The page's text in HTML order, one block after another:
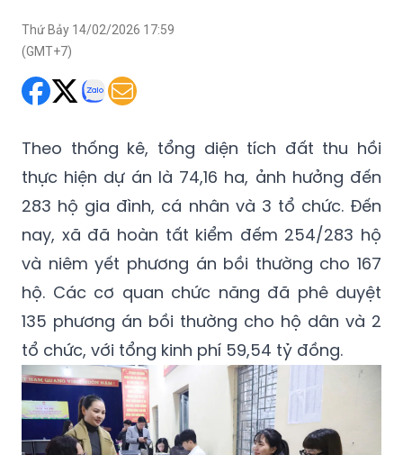
Thứ Bảy 14/02/2026 17:59
(GMT+7)
Theo thống kê, tổng diện tích đất thu hồi
thực hiện dự án là 74,16 ha, ảnh hưởng đến
283 hộ gia đình, cá nhân và 3 tổ chức. Đến
nay, xã đã hoàn tất kiểm đếm 254/283 hộ
và niêm yết phương án bồi thường cho 167
hộ. Các cơ quan chức năng đã phê duyệt
135 phương án bồi thường cho hộ dân và 2
tổ chức, với tổng kinh phí 59,54 tỷ đồng.